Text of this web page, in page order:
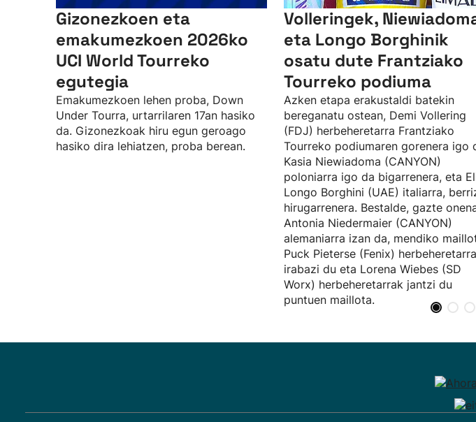
Gizonezkoen eta
emakumezkoen 2026ko
UCI World Tourreko
egutegia
Emakumezkoen lehen proba, Down
Under Tourra, urtarrilaren 17an hasiko
da. Gizonezkoak hiru egun geroago
hasiko dira lehiatzen, proba berean.
Volleringek,
eta Longo Borghinik
osatu dute Frantziako
Tourreko podiuma
Azken etapa erakustaldi batekin
bereganatu ostean, Demi Vollering
(FDJ) herbeheretarra Frantziako
Tourreko podiumaren gorenera igo
Kasia Niewiadoma (CANYON)
poloniarra igo da bigarrenera, eta
Longo Borghini (UAE) italiarra,
hirugarrenera. Bestalde, gazte
Antonia Niedermaier (CANYON)
alemaniarra izan da, mendiko
Puck Pieterse (Fenix)
irabazi du eta Lorena Wiebes (SD
Worx) herbeheretarrak jantzi du
puntuen maillota.